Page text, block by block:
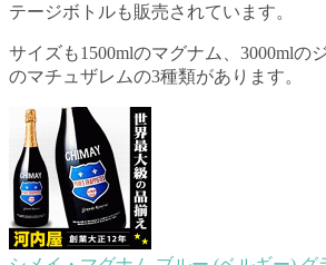
テージボトルも販売されています。
サイズも1500mlのマグナム、3000mlの
のマチュザレムの3種類があります。